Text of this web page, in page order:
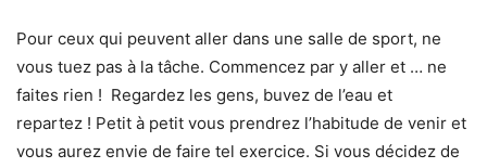
Pour ceux qui peuvent aller dans une salle de sport, ne
vous tuez pas à la tâche. Commencez par y aller et … ne
faites rien ! Regardez les gens, buvez de l’eau et
repartez ! Petit à petit vous prendrez l’habitude de venir et
vous aurez envie de faire tel exercice. Si vous décidez de